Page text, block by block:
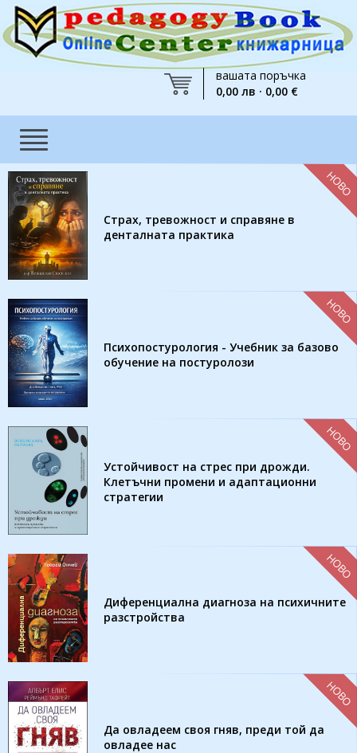
вашата поръчка
0,00 лв · 0,00 €
Страх, тревожност и справяне в
денталната практика
НОВО
Психопостурология - Учебник за базово
обучение на постуролози
НОВО
Устойчивост на стрес при дрожди.
Клетъчни промени и адаптационни
стратегии
НОВО
Диференциална диагноза на психичните
разстройства
НОВО
Да овладеем своя гняв, преди той да
овладее нас
НОВО